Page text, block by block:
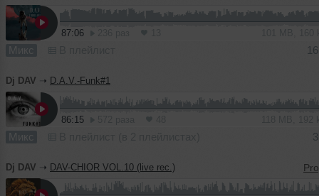
87:06
Микс
Dj DAV ➝ D.A.V.-Funk#1
86:15
Микс
Dj DAV ➝ DAV-CHIOR VOL.10 (live rec.)